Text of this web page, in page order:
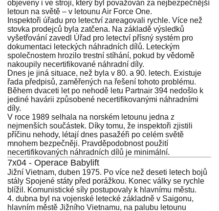
objeveny i ve stroji, který byl považován za nejbezpečnější
letoun na světě – v letounu Air Force One.
Inspektoři úřadu pro letectví zareagovali rychle. Více než
stovka prodejců byla zatčena. Na základě výsledků
vyšetřování zavedl Úřad pro letectví přísný systém pro
dokumentaci leteckých náhradních dílů. Leteckým
společnostem hrozilo trestní stíhání, pokud by vědomě
nakoupily necertifikované náhradní díly.
Dnes je jiná situace, než byla v 80. a 90. letech. Existuje
řada předpisů, zaměřených na řešení tohoto problému.
Během dvaceti let po nehodě letu Partnair 394 nedošlo k
jediné havárii způsobené necertifikovanými náhradními
díly.
V roce 1989 selhala na norském letounu jedna z
nejmenších součástek. Díky tomu, že inspektoři zjistili
příčinu nehody, létají dnes pasažéři po celém světě
mnohem bezpečněji. Pravděpodobnost použití
necertifikovaných náhradních dílů je minimální.
7x04 - Operace Babylift
Jižní Vietnam, duben 1975. Po více než deseti letech bojů
stály Spojené státy před porážkou. Konec války se rychle
blížil. Komunistické síly postupovaly k hlavnímu městu.
4. dubna byl na vojenské letecké základně v Saigonu,
hlavním městě Jižního Vietnamu, na palubu letounu